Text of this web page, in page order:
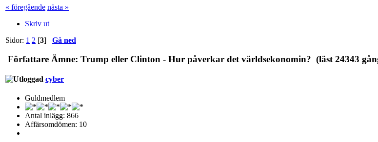
« föregående nästa »
Skriv ut
Sidor: 1 2 [3] Gå ned
Författare Ämne: Trump eller Clinton - Hur påverkar det världsekonomin? (läst 24343
cyber
Guldmedlem
Antal inlägg: 866
Affärsomdömen: 10